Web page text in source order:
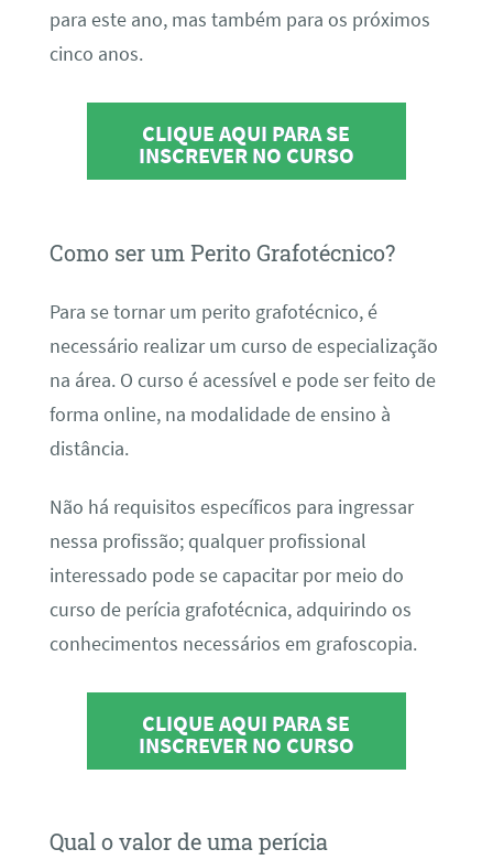
para este ano, mas também para os próximos
cinco anos.
CLIQUE AQUI PARA SE
INSCREVER NO CURSO
Como ser um Perito Grafotécnico?
Para se tornar um perito grafotécnico, é
necessário realizar um curso de especialização
na área. O curso é acessível e pode ser feito de
forma online, na modalidade de ensino à
distância.
Não há requisitos específicos para ingressar
nessa profissão; qualquer profissional
interessado pode se capacitar por meio do
curso de perícia grafotécnica, adquirindo os
conhecimentos necessários em grafoscopia.
CLIQUE AQUI PARA SE
INSCREVER NO CURSO
Qual o valor de uma perícia